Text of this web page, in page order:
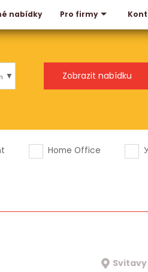
nabídky Pro firmy
Home Office
Svitavy